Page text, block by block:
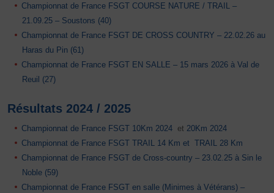
Championnat de France FSGT COURSE NATURE / TRAIL –
21.09.25 – Soustons (40)
Championnat de France FSGT DE CROSS COUNTRY – 22.02.26 au
Haras du Pin (61)
Championnat de France FSGT EN SALLE – 15 mars 2026 à Val de
Reuil (27)
Résultats 2024 / 2025
Championnat de France FSGT 10Km 2024 et 20Km 2024
Championnat de France FSGT TRAIL 14 Km et TRAIL 28 Km
Championnat de France FSGT de Cross-country – 23.02.25 à Sin le
Noble (59)
Championnat de France FSGT en salle (Minimes à Vétérans) –